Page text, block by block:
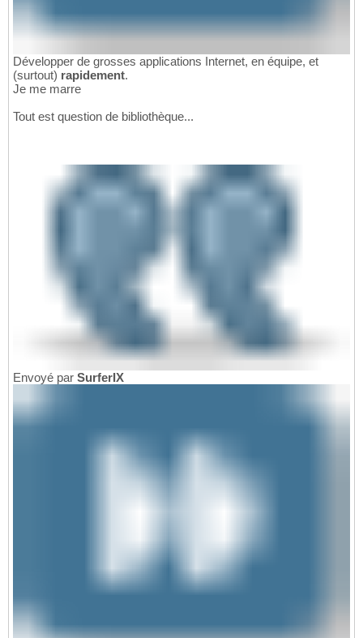
Développer de grosses applications Internet, en équipe, et
(surtout) rapidement.
Je me marre
Tout est question de bibliothèque...
Envoyé par SurferIX